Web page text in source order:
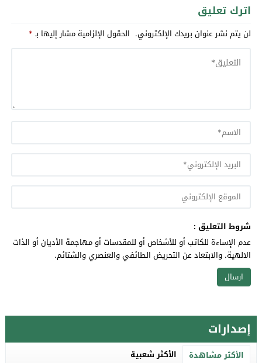
اترك تعليق
لن يتم نشر عنوان بريدك الإلكتروني. الحقول الإلزامية مشار إليها بـ*
شروط التعليق :
عدم الإساءة للكاتب أو للأشخاص أو للمقدسات أو مهاجمة الأديان أو الذات
الالهية. والابتعاد عن التحريض الطائفي والعنصري والشتائم.
إصدارات
الأكثر مشاهدة الأكثر شعبية